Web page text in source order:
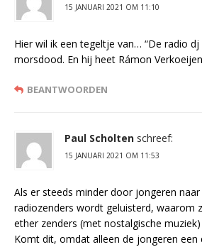
15 JANUARI 2021 OM 11:10
Hier wil ik een tegeltje van… “De radio dj
morsdood. En hij heet Rámon
BEANTWOORDEN
Paul Scholten schreef:
15 JANUARI 2021 OM 11:53
Als er steeds minder door jongeren
radiozenders wordt geluisterd, waarom
ether zenders (met nostalgische muziek)
Komt dit, omdat alleen de jongeren een